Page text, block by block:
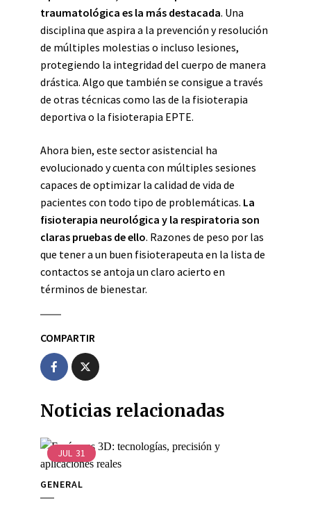
traumatológica es la más destacada. Una
disciplina que aspira a la prevención y resolución
de múltiples molestias o incluso lesiones,
protegiendo la integridad del cuerpo de manera
drástica. Algo que también se consigue a través
de otras técnicas como las de la fisioterapia
deportiva o la fisioterapia EPTE.
Ahora bien, este sector asistencial ha
evolucionado y cuenta con múltiples sesiones
capaces de optimizar la calidad de vida de
pacientes con todo tipo de problemáticas. La
fisioterapia neurológica y la respiratoria son
claras pruebas de ello. Razones de peso por las
que tener a un buen fisioterapeuta en la lista de
contactos se antoja un claro acierto en
términos de bienestar.
COMPARTIR
Noticias relacionadas
JUL 31
GENERAL